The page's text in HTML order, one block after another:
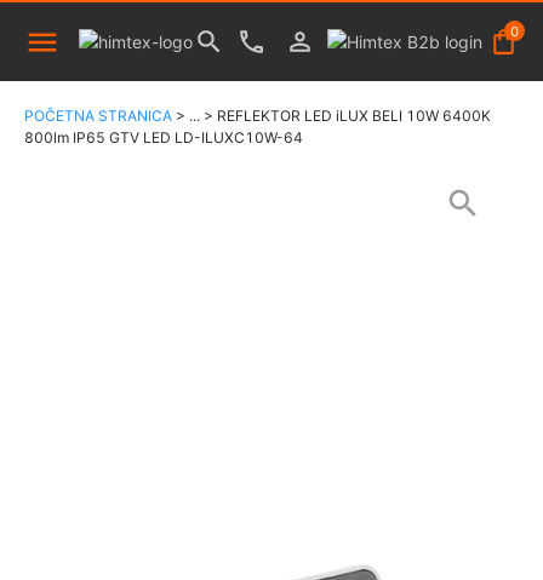
0
POČETNA STRANICA > ... > REFLEKTOR LED iLUX BELI 10W 6400K
800lm IP65 GTV LED LD-ILUXC10W-64